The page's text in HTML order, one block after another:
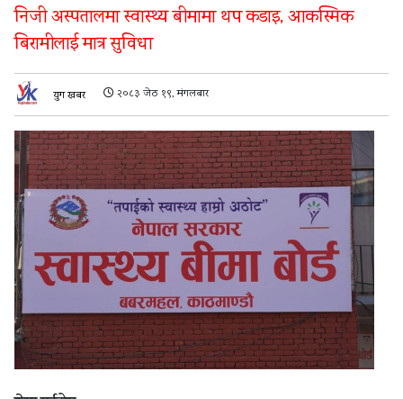
निजी अस्पतालमा स्वास्थ्य बीमामा थप कडाइ, आकस्मिक
बिरामीलाई मात्र सुविधा
युग खबर २०८३ जेठ १९, मंगलबार